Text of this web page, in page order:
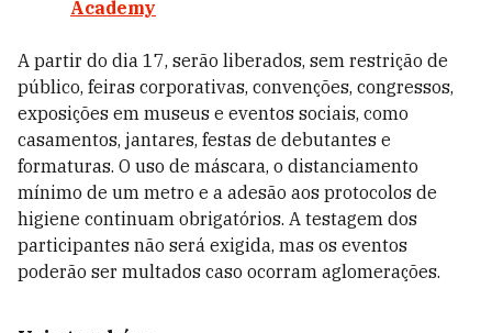
Academy
A partir do dia 17, serão liberados, sem restrição de
público, feiras corporativas, convenções, congressos,
exposições em museus e eventos sociais, como
casamentos, jantares, festas de debutantes e
formaturas. O uso de máscara, o distanciamento
mínimo de um metro e a adesão aos protocolos de
higiene continuam obrigatórios. A testagem dos
participantes não será exigida, mas os eventos
poderão ser multados caso ocorram aglomerações.